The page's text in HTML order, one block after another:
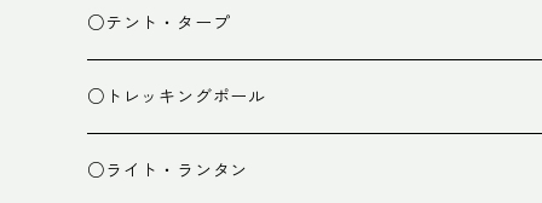
スタッフバッグ
ザック小物
クッカー
バーナー
カトラリー
○テント・タープ
テント
タープ
○トレッキングポール
○ライト・ランタン